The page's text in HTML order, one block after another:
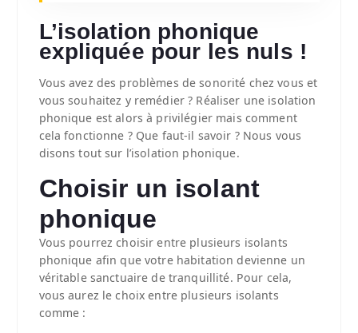
L’isolation phonique
expliquée pour les nuls !
Vous avez des problèmes de sonorité chez vous et
vous souhaitez y remédier ? Réaliser une isolation
phonique est alors à privilégier mais comment
cela fonctionne ? Que faut-il savoir ? Nous vous
disons tout sur l’isolation phonique.
Choisir un isolant
phonique
Vous pourrez choisir entre plusieurs isolants
phonique afin que votre habitation devienne un
véritable sanctuaire de tranquillité. Pour cela,
vous aurez le choix entre plusieurs isolants
comme :